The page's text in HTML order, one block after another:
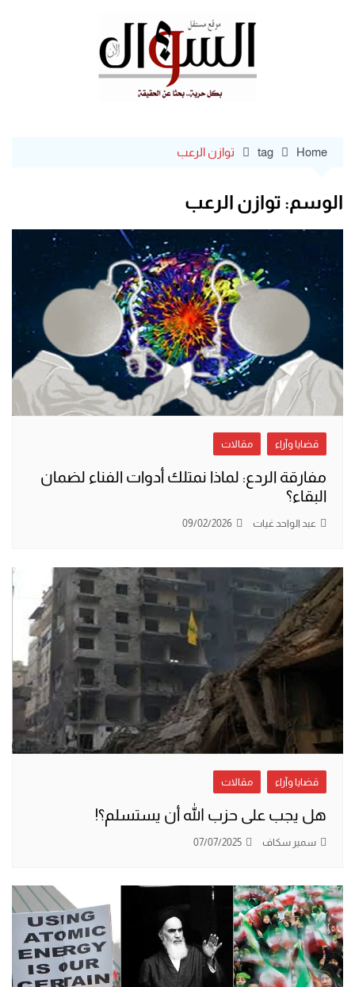
Home
tag توازن الرعب
الوسم: توازن الرعب
قضايا وآراء مقالات
مفارقة الردع: لماذا نمتلك أدوات الفناء لضمان
البقاء؟
عبد الواحد غيات 09/02/2026
قضايا وآراء مقالات
هل يجب على حزب الله أن يستسلم؟!
سمير سكاف 07/07/2025